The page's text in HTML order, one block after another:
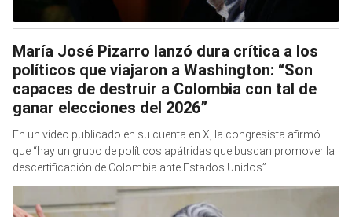
María José Pizarro lanzó dura crítica a los
políticos que viajaron a Washington: “Son
capaces de destruir a Colombia con tal de
ganar elecciones del 2026”
En un video publicado en su cuenta en X, la congresista afirmó
que “hay un grupo de políticos apátridas que buscan promover la
descertificación de Colombia ante Estados Unidos”